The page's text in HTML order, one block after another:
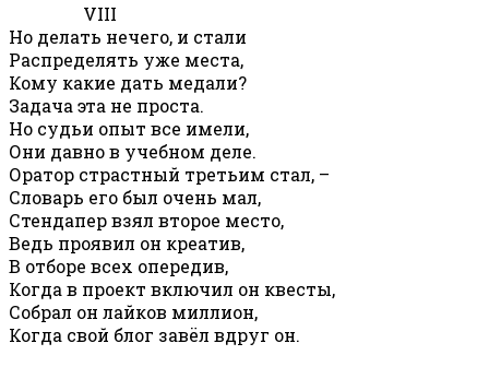
VIII
Но делать нечего, и стали
Распределять уже места,
Кому какие дать медали?
Задача эта не проста.
Но судьи опыт все имели,
Они давно в учебном деле.
Оратор страстный третьим стал, –
Словарь его был очень мал,
Стендапер взял второе место,
Ведь проявил он креатив,
В отборе всех опередив,
Когда в проект включил он квесты,
Собрал он лайков миллион,
Когда свой блог завёл вдруг он.